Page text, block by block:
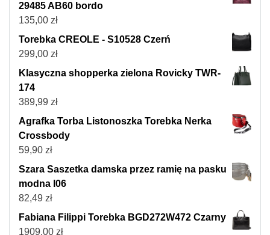
29485 AB60 bordo
135,00 zł
Torebka CREOLE - S10528 Czerń
299,00 zł
Klasyczna shopperka zielona Rovicky TWR-
174
389,99 zł
Agrafka Torba Listonoszka Torebka Nerka
Crossbody
59,90 zł
Szara Saszetka damska przez ramię na pasku
modna I06
82,49 zł
Fabiana Filippi Torebka BGD272W472 Czarny
1909,00 zł